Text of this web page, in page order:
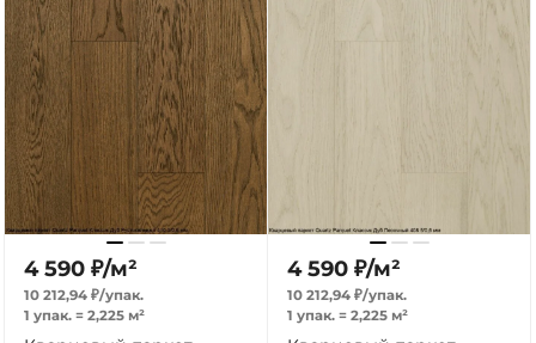
4 590 ₽/м²
10 212,94 ₽/упак.
1 упак. = 2,225 м²
4 590 ₽/м²
10 212,94 ₽/упак.
1 упак. = 2,225 м²